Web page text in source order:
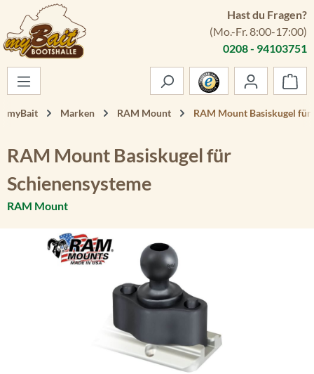
Zum Hauptinhalt springen
Hast du Fragen?
(Mo.-Fr. 8:00-17:00)
0208 - 94103751
myBait Marken RAM Mount RAM Mount Basiskugel für
RAM Mount Basiskugel für
Schienensysteme
RAM Mount
Bildergalerie überspringen